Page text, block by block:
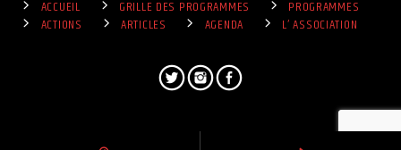
ACCUEIL GRILLE DES PROGRAMMES
PROGRAMMES
ACTIONS
ARTICLES AGENDA L’ ASSOCIATION